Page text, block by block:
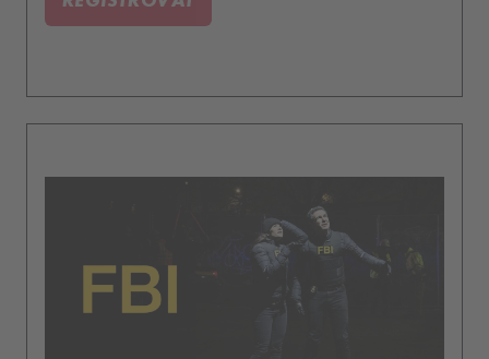
osobním, když se dozví, že jeden z jeho bývalých